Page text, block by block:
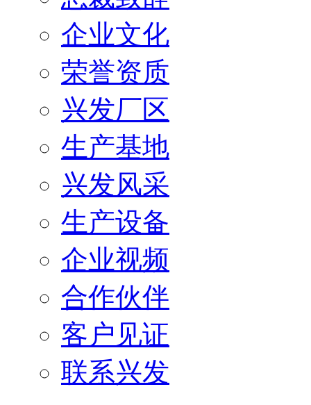
企业文化
荣誉资质
兴发厂区
生产基地
兴发风采
生产设备
企业视频
合作伙伴
客户见证
联系兴发